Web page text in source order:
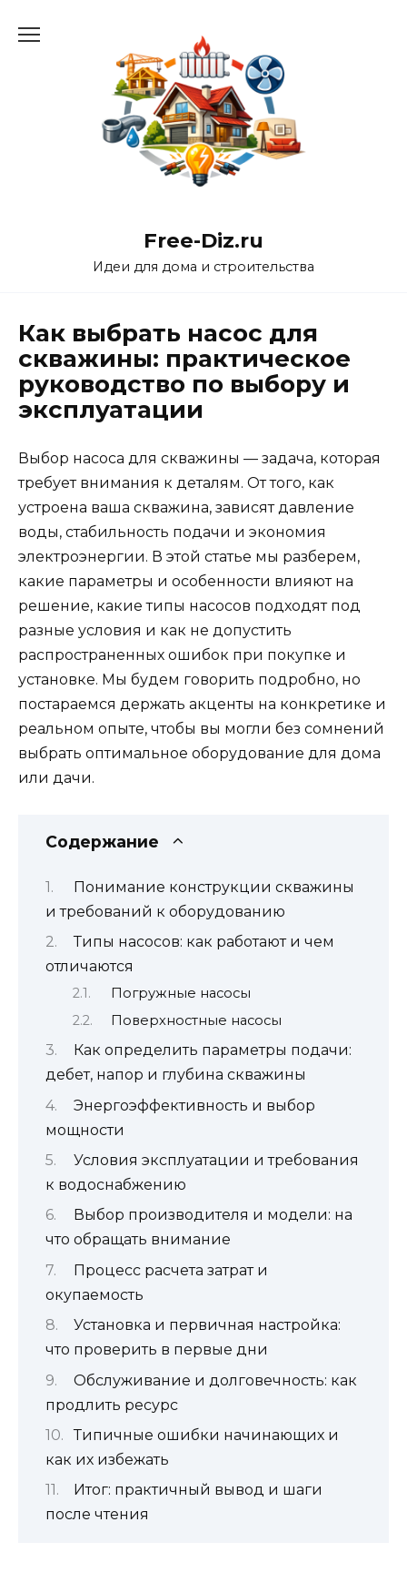
Free-Diz.ru
Идеи для дома и строительства
Как выбрать насос для
скважины: практическое
руководство по выбору и
эксплуатации
Выбор насоса для скважины — задача, которая
требует внимания к деталям. От того, как
устроена ваша скважина, зависят давление
воды, стабильность подачи и экономия
электроэнергии. В этой статье мы разберем,
какие параметры и особенности влияют на
решение, какие типы насосов подходят под
разные условия и как не допустить
распространенных ошибок при покупке и
установке. Мы будем говорить подробно, но
постараемся держать акценты на конкретике и
реальном опыте, чтобы вы могли без сомнений
выбрать оптимальное оборудование для дома
или дачи.
Содержание
Понимание конструкции скважины
и требований к оборудованию
Типы насосов: как работают и чем
отличаются
Погружные насосы
Поверхностные насосы
Как определить параметры подачи:
дебет, напор и глубина скважины
Энергоэффективность и выбор
мощности
Условия эксплуатации и требования
к водоснабжению
Выбор производителя и модели: на
что обращать внимание
Процесс расчета затрат и
окупаемость
Установка и первичная настройка:
что проверить в первые дни
Обслуживание и долговечность: как
продлить ресурс
Типичные ошибки начинающих и
как их избежать
Итог: практичный вывод и шаги
после чтения